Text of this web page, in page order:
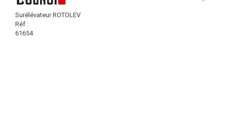
Surélévateur ROTOLEV
Réf :
61654